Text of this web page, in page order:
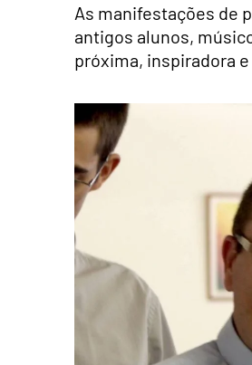
As manifestações de
antigos alunos,
próxima, inspiradora